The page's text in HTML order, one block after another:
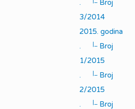
.
Broj
3/2014
2015. godina
.
|_ Broj
1/2015
.
|_ Broj
2/2015
.
|_ Broj